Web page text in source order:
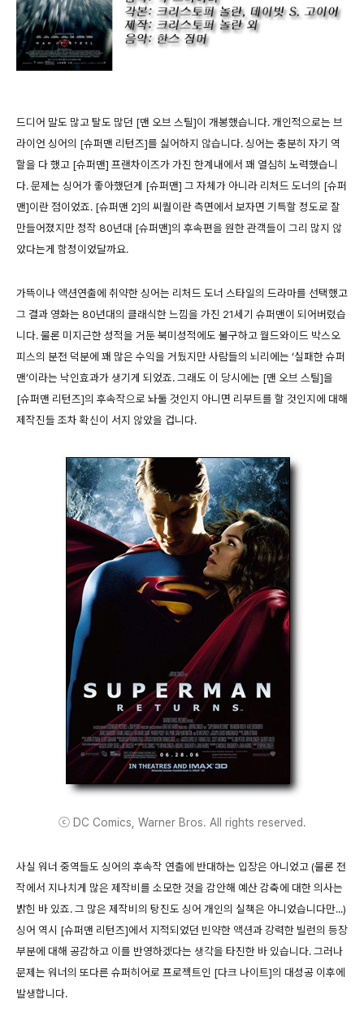
드디어 말도 많고 탈도 많던 [맨 오브 스틸]이 개봉했습니다. 개인적으로는 브
라이언 싱어의 [슈퍼맨 리턴즈]를 싫어하지 않습니다. 싱어는 충분히 자기 역
할을 다 했고 [슈퍼맨] 프랜차이즈가 가진 한계내에서 꽤 열심히 노력했습니
다. 문제는 싱어가 좋아했던게 [슈퍼맨] 그 자체가 아니라 리처드 도너의 [슈퍼
맨]이란 점이었죠. [슈퍼맨 2]의 씨퀄이란 측면에서 보자면 기특할 정도로 잘
만들어졌지만 정작 80년대 [슈퍼맨]의 후속편을 원한 관객들이 그리 많지 않
았다는게 함정이었달까요.
가뜩이나 액션연출에 취약한 싱어는 리처드 도너 스타일의 드라마를 선택했고
그 결과 영화는 80년대의 클래식한 느낌을 가진 21세기 슈퍼맨이 되어버렸습
니다. 물론 미지근한 성적을 거둔 북미성적에도 불구하고 월드와이드 박스오
피스의 분전 덕분에 꽤 많은 수익을 거뒀지만 사람들의 뇌리에는 ‘실패한 슈퍼
맨’이라는 낙인효과가 생기게 되었죠. 그래도 이 당시에는 [맨 오브 스틸]을
[슈퍼맨 리턴즈]의 후속작으로 놔둘 것인지 아니면 리부트를 할 것인지에 대해
제작진들 조차 확신이 서지 않았을 겁니다.
ⓒ DC Comics, Warner Bros. All rights reserved.
사실 워너 중역들도 싱어의 후속작 연출에 반대하는 입장은 아니었고 (물론 전
작에서 지나치게 많은 제작비를 소모한 것을 감안해 예산 감축에 대한 의사는
밝힌 바 있죠. 그 많은 제작비의 탕진도 싱어 개인의 실책은 아니었습니다만...)
싱어 역시 [슈퍼맨 리턴즈]에서 지적되었던 빈약한 액션과 강력한 빌런의 등장
부분에 대해 공감하고 이를 반영하겠다는 생각을 타진한 바 있습니다. 그러나
문제는 워너의 또다른 슈퍼히어로 프로젝트인 [다크 나이트]의 대성공 이후에
발생합니다.